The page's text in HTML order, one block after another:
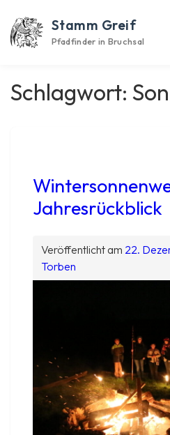
content
Stamm Greif
Pfadfinder in Bruchsal
Schlagwort:
Jahresrückblick
Veröffentlicht am 22.
Torben